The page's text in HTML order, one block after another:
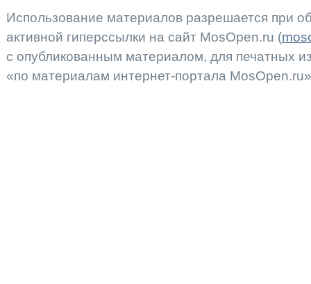
Использование материалов разрешается при
активной гиперссылки на сайт MosOpen.ru (
с опубликованным материалом, для печатных
«по материалам интернет-портала